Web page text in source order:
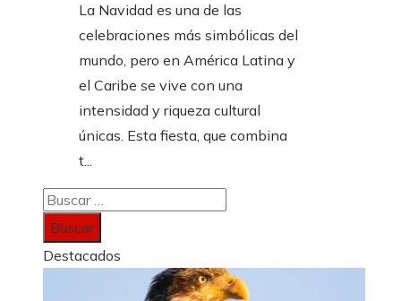
La Navidad es una de las
celebraciones más simbólicas del
mundo, pero en América Latina y
el Caribe se vive con una
intensidad y riqueza cultural
únicas. Esta fiesta, que combina
t...
Buscar:
Destacados